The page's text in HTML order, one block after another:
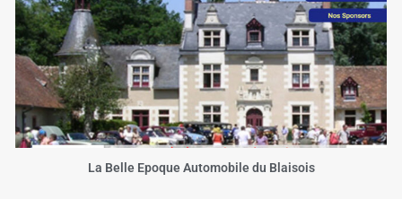
La Belle Epoque Automobile du Blaisois